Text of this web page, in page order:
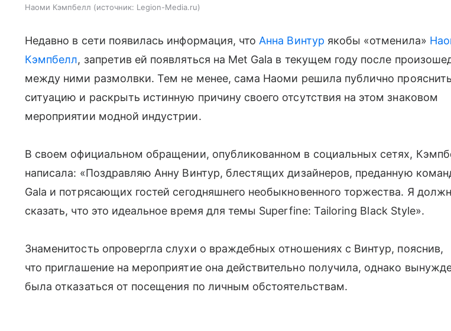
Наоми Кэмпбелл источник: Legion-Media.ru
Недавно в сети появилась информация, что Анна Винтур якобы «отменила»
Кэмпбелл, запретив ей появляться на Met Gala в текущем году после
между ними размолвки. Тем не менее, сама Наоми решила публично прояснить
ситуацию и раскрыть истинную причину своего отсутствия на этом знаковом
мероприятии модной индустрии.
В своем официальном обращении, опубликованном в социальных сетях,
написала: «Поздравляю Анну Винтур, блестящих дизайнеров, преданную
Gala и потрясающих гостей сегодняшнего необыкновенного торжества. Я
сказать, что это идеальное время для темы Superfine: Tailoring Black Style».
Знаменитость опровергла слухи о враждебных отношениях с Винтур, пояснив,
что приглашение на мероприятие она действительно получила, однако
была отказаться от посещения по личным обстоятельствам.